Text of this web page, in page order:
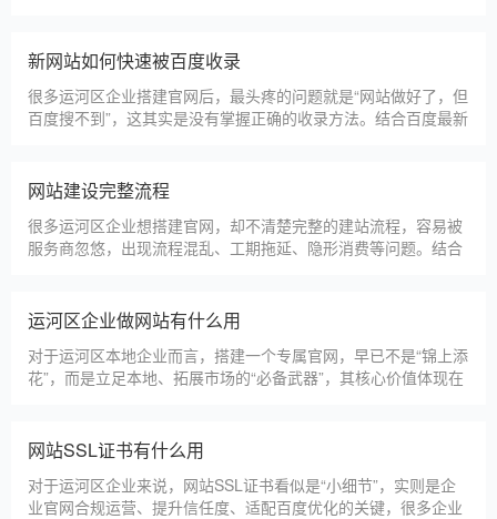
反而得不偿失。结合百度最新算法和本地企业的实际踩坑案例，
今天详细梳理仿站建站的核心注
新网站如何快速被百度收录
很多运河区企业搭建官网后，最头疼的问题就是“网站做好了，但
百度搜不到”，这其实是没有掌握正确的收录方法。结合百度最新
能操作。第一，完善网站基础信息，确保符合百度抓取规则。首
先，确认网站域名已
网站建设完整流程
很多运河区企业想搭建官网，却不清楚完整的建站流程，容易被
服务商忽悠，出现流程混乱、工期拖延、隐形消费等问题。结合
帮助运河区企业理清思路，顺利完成建站，避免踩坑。第一步，
需求沟通与方案确定。这是
运河区企业做网站有什么用
对于运河区本地企业而言，搭建一个专属官网，早已不是“锦上添
花”，而是立足本地、拓展市场的“必备武器”，其核心价值体现在
门店有营业时间限制，官网24小时在线，无论运河区本地客户是
白天咨询、深夜了解
网站SSL证书有什么用
对于运河区企业来说，网站SSL证书看似是“小细节”，实则是企
业官网合规运营、提升信任度、适配百度优化的关键，很多企业